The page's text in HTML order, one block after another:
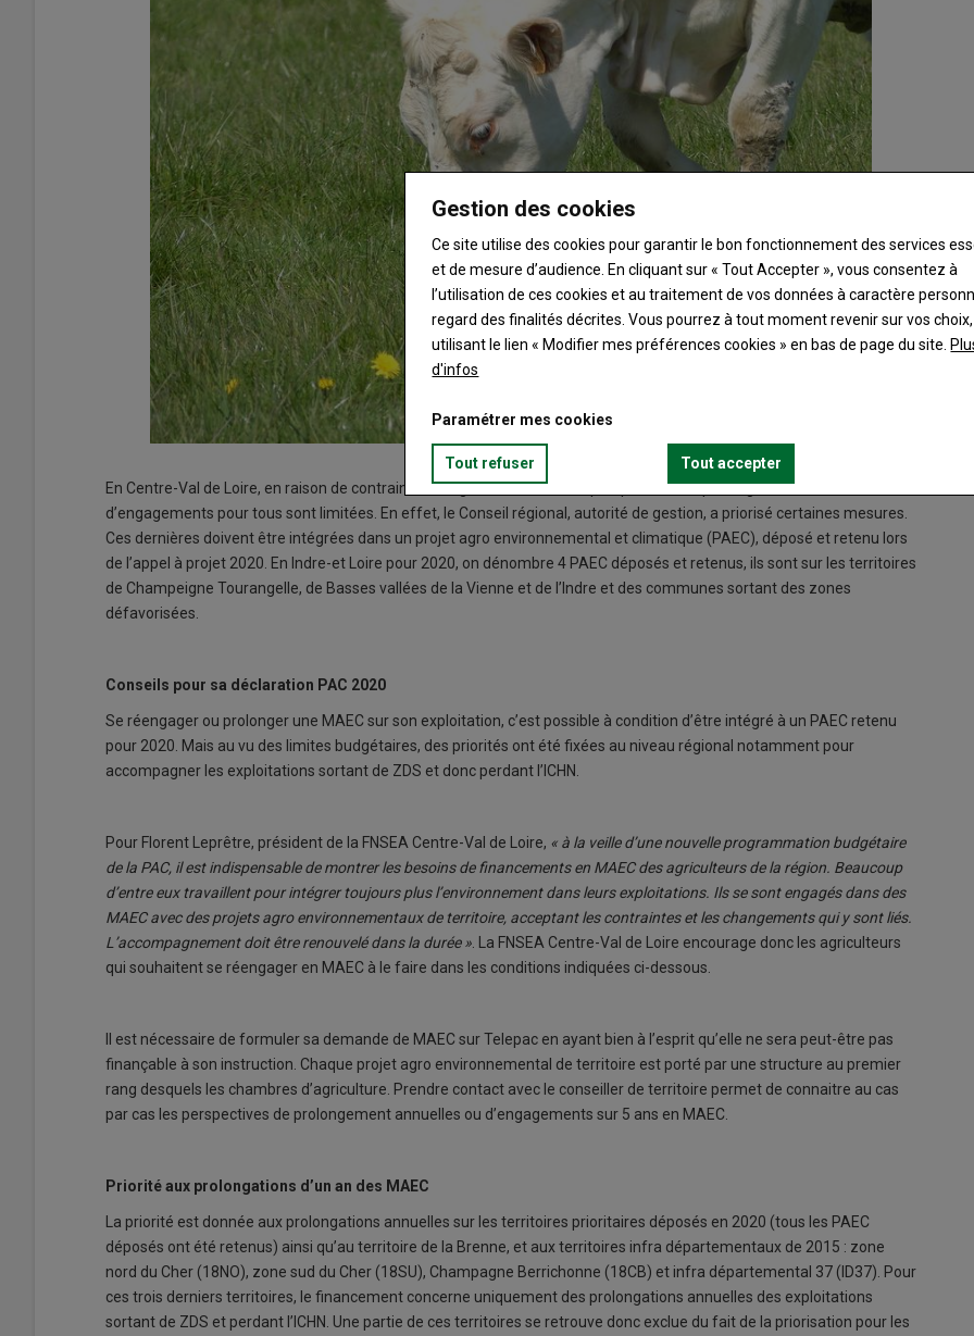
En Centre-Val de Loire, en raison de contraintes budgétaires fortes, les perspectives de prolongements ou
d’engagements pour tous sont limitées. En effet, le Conseil régional, autorité de gestion, a priorisé certaines mesures.
Ces dernières doivent être intégrées dans un projet agro environnemental et climatique (PAEC), déposé et retenu lors
de l’appel à projet 2020. En Indre-et Loire pour 2020, on dénombre 4 PAEC déposés et retenus, ils sont sur les territoires
de Champeigne Tourangelle, de Basses vallées de la Vienne et de l’Indre et des communes sortant des zones
défavorisées.
Conseils pour sa déclaration PAC 2020
Se réengager ou prolonger une MAEC sur son exploitation, c’est possible à condition d’être intégré à un PAEC retenu
pour 2020. Mais au vu des limites budgétaires, des priorités ont été fixées au niveau régional notamment pour
accompagner les exploitations sortant de ZDS et donc perdant l’ICHN.
Pour Florent Leprêtre, président de la FNSEA Centre-Val de Loire, « à la veille d’une nouvelle programmation budgétaire
de la PAC, il est indispensable de montrer les besoins de financements en MAEC des agriculteurs de la région. Beaucoup
d’entre eux travaillent pour intégrer toujours plus l’environnement dans leurs exploitations. Ils se sont engagés dans des
MAEC avec des projets agro environnementaux de territoire, acceptant les contraintes et les changements qui y sont liés.
L’accompagnement doit être renouvelé dans la durée » . La FNSEA Centre-Val de Loire encourage donc les agriculteurs
qui souhaitent se réengager en MAEC à le faire dans les conditions indiquées ci-dessous.
Il est nécessaire de formuler sa demande de MAEC sur Telepac en ayant bien à l’esprit qu’elle ne sera peut-être pas
finançable à son instruction. Chaque projet agro environnemental de territoire est porté par une structure au premier
rang desquels les chambres d’agriculture. Prendre contact avec le conseiller de territoire permet de connaitre au cas
par cas les perspectives de prolongement annuelles ou d’engagements sur 5 ans en MAEC.
Priorité aux prolongations d’un an des MAEC
La priorité est donnée aux prolongations annuelles sur les territoires prioritaires déposés en 2020 (tous les PAEC
déposés ont été retenus) ainsi qu’au territoire de la Brenne, et aux territoires infra départementaux de 2015 : zone
nord du Cher (18NO), zone sud du Cher (18SU), Champagne Berrichonne (18CB) et infra départemental 37 (ID37). Pour
ces trois derniers territoires, le financement concerne uniquement des prolongations annuelles des exploitations
sortant de ZDS et perdant l’ICHN. Une partie de ces territoires se retrouve donc exclue du fait de la priorisation pour les
Gestion des cookies
Ce site utilise des cookies pour garantir le bon fonctionnement des services
et de mesure d’audience. En cliquant sur « Tout Accepter », vous consentez à
l’utilisation de ces cookies et au traitement de vos données à caractère
regard des finalités décrites. Vous pourrez à tout moment revenir sur vos
utilisant le lien « Modifier mes préférences cookies » en bas de page du site.
d'infos
Paramétrer mes cookies
Tout refuser Tout accepter